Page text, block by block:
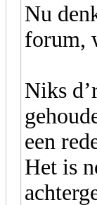
Nu
forum,
Niks
een
Het is